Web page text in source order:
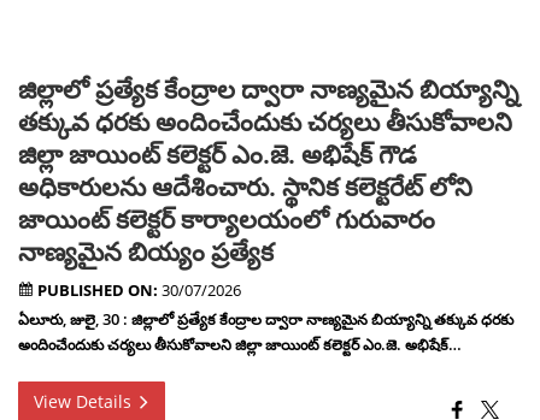
జిల్లాలో ప్రత్యేక కేంద్రాల ద్వారా నాణ్యమైన బియ్యాన్ని
తక్కువ ధరకు అందించేందుకు చర్యలు తీసుకోవాలని
జిల్లా జాయింట్ కలెక్టర్ ఎం.జె. అభిషేక్ గౌడ
అధికారులను ఆదేశించారు. స్థానిక కలెక్టరేట్ లోని
జాయింట్ కలెక్టర్ కార్యాలయంలో గురువారం
నాణ్యమైన బియ్యం ప్రత్యేక
PUBLISHED ON: 30/07/2026
ఏలూరు, జులై, 30 : జిల్లాలో ప్రత్యేక కేంద్రాల ద్వారా నాణ్యమైన బియ్యాన్ని తక్కువ ధరకు
అందించేందుకు చర్యలు తీసుకోవాలని జిల్లా జాయింట్ కలెక్టర్ ఎం.జె. అభిషేక్…
View Details